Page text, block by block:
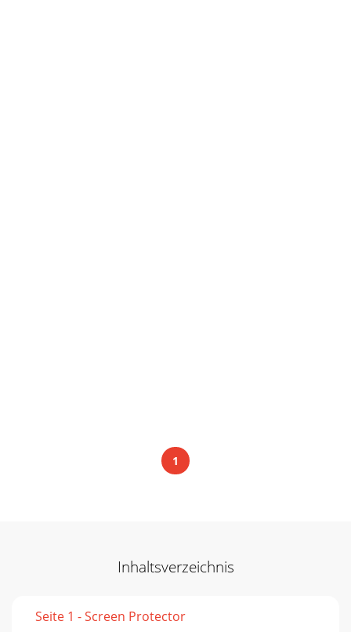
1
Inhaltsverzeichnis
Seite 1 - Screen Protector